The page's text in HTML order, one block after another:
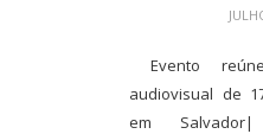
Evento
audiovisual de
em Salvador|